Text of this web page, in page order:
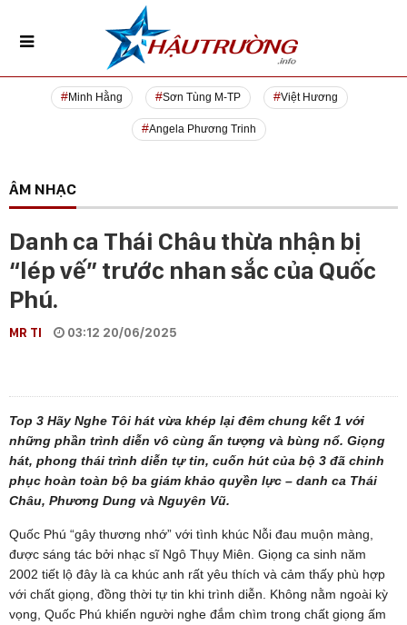
Minh Hằng Sơn Tùng M-TP Việt Hương
Angela Phương Trinh
ÂM NHẠC
Danh ca Thái Châu thừa nhận bị
“lép vế” trước nhan sắc của Quốc
Phú.
MR TI 03:12 20/06/2025
Top 3 Hãy Nghe Tôi hát vừa khép lại đêm chung kết 1 với
những phần trình diễn vô cùng ấn tượng và bùng nổ. Giọng
hát, phong thái trình diễn tự tin, cuốn hút của bộ 3 đã chinh
phục hoàn toàn bộ ba giám khảo quyền lực – danh ca Thái
Châu, Phương Dung và Nguyên Vũ.
Quốc Phú “gây thương nhớ” với tình khúc Nỗi đau muộn màng,
được sáng tác bởi nhạc sĩ Ngô Thụy Miên. Giọng ca sinh năm
2002 tiết lộ đây là ca khúc anh rất yêu thích và cảm thấy phù hợp
với chất giọng, đồng thời tự tin khi trình diễn. Không nằm ngoài kỳ
vọng, Quốc Phú khiến người nghe đắm chìm trong chất giọng ấm